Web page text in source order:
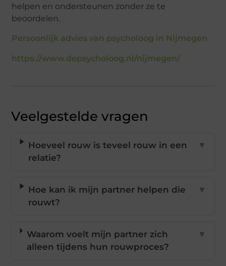
helpen en ondersteunen zonder ze te
beoordelen.
Persoonlijk advies van psycholoog in Nijmegen
https://www.depsycholoog.nl/nijmegen/
Veelgestelde vragen
Hoeveel rouw is teveel rouw in een
relatie?
▼
Hoe kan ik mijn partner helpen die
rouwt?
▼
Waarom voelt mijn partner zich
alleen tijdens hun rouwproces?
▼